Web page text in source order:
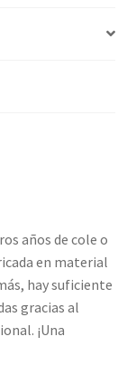
años de cole o
en material
hay suficiente
gracias al
¡Una